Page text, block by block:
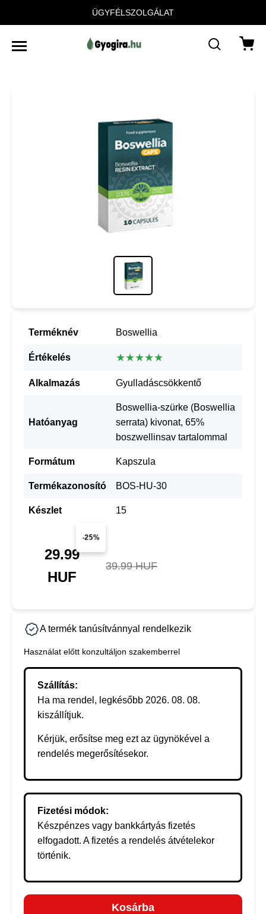
ÜGYFÉLSZOLGÁLAT
Terméknév Boswellia
Értékelés ★★★★★
Alkalmazás Gyulladáscsökkentő
Hatóanyag
Boswellia-szürke (Boswellia
serrata) kivonat, 65%
boszwellinsav tartalommal
Formátum Kapszula
Termékazonosító BOS-HU-30
Készlet 15
-25%
29.99
HUF
39.99 HUF
A termék tanúsítvánnyal rendelkezik
Használat előtt konzultáljon szakemberrel
Szállítás:
Ha ma rendel, legkésőbb 2026. 08. 08.
kiszállítjuk.
Kérjük, erősítse meg ezt az ügynökével a
rendelés megerősítésekor.
Fizetési módok:
Készpénzes vagy bankkártyás fizetés
elfogadott. A fizetés a rendelés átvételekor
történik.
Kosárba